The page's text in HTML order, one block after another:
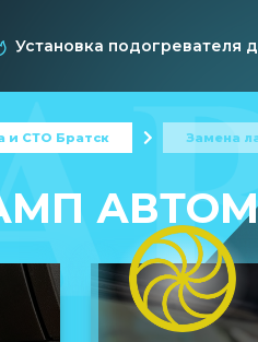
Установка подогревателя
и СТО Братск Замена